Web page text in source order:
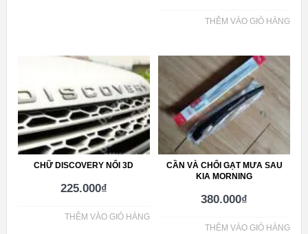
THÊM VÀO GIỎ HÀNG
CHỮ DISCOVERY NỔI 3D
225.000₫
THÊM VÀO GIỎ HÀNG
CẦN VÀ CHỔI GẠT MƯA SAU
KIA MORNING
380.000₫
THÊM VÀO GIỎ HÀNG